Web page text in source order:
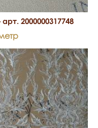
2000000317748